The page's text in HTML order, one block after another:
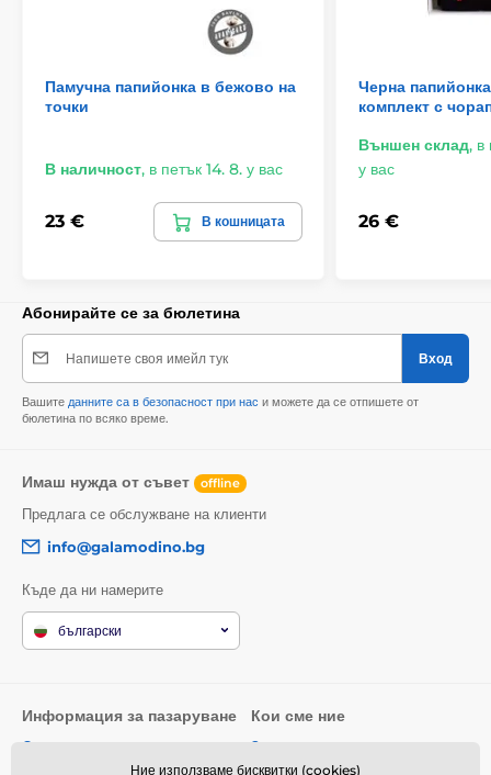
Памучна папийонка в бежово на
точки
В наличност, в петък 14. 8. у вас
23 € В кошницата
Черна
комплект с
Външен склад, в
у вас
26 €
Абонирайте се за бюлетина
Напишете своя имейл тук Вход
Вашите данните са в безопасност при нас и можете да се отпишете от
бюлетина по всяко време.
Имаш нужда от съвет offline
Предлага се обслужване на клиенти
info@galamodino.bg
Къде да ни намерите
български
Информация за пазаруване
Общи условия
Кои сме ние
За нас
Ние използваме бисквитки (cookies)